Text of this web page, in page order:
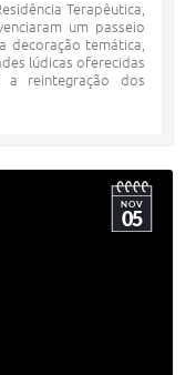
Terapêutica,
um passeio
decoração temática,
lúdicas oferecidas
a reintegração dos
NOV
05